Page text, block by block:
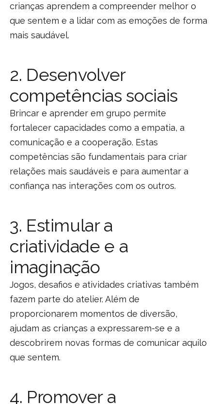
crianças aprendem a compreender melhor o
que sentem e a lidar com as emoções de forma
mais saudável.
2. Desenvolver
competências sociais
Brincar e aprender em grupo permite
fortalecer capacidades como a empatia, a
comunicação e a cooperação. Estas
competências são fundamentais para criar
relações mais saudáveis e para aumentar a
confiança nas interações com os outros.
3. Estimular a
criatividade e a
imaginação
Jogos, desafios e atividades criativas também
fazem parte do atelier. Além de
proporcionarem momentos de diversão,
ajudam as crianças a expressarem-se e a
descobrirem novas formas de comunicar aquilo
que sentem.
4. Promover a